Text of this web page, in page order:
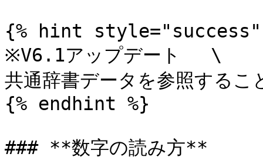
{% hint style="success"
※V6.1アップデート 　\
共通辞書データを参照するこ
{% endhint %}
### **数字の読み方**